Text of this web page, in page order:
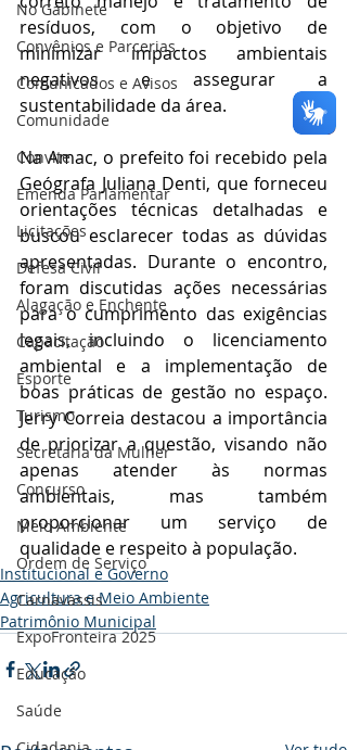
No Gabinete
Convênios e Parcerias
Comunicados e Avisos
Comunidade
Convite
Emenda Parlamentar
Licitações
Defesa Civil
Alagação e Enchente
Capacitação
Esporte
Turismo
Secretaria da Mulher
Concurso
Meio Ambiente
Ordem de Serviço
Carnavassis
ExpoFronteira 2025
Educação
Saúde
resíduos, com o objetivo de
minimizar impactos ambientais
negativos e assegurar a
sustentabilidade da área.
Na Amac, o prefeito foi recebido pela
Geógrafa Juliana Denti, que forneceu
orientações técnicas detalhadas e
buscou esclarecer todas as dúvidas
apresentadas. Durante o encontro,
foram discutidas ações necessárias
para o cumprimento das exigências
legais, incluindo o licenciamento
ambiental e a implementação de
boas práticas de gestão no espaço.
Jerry Correia destacou a importância
de priorizar a questão, visando não
apenas atender às normas
ambientais, mas também
proporcionar um serviço de
qualidade e respeito à população.
Institucional e Governo
Agricultura e Meio Ambiente
Patrimônio Municipal